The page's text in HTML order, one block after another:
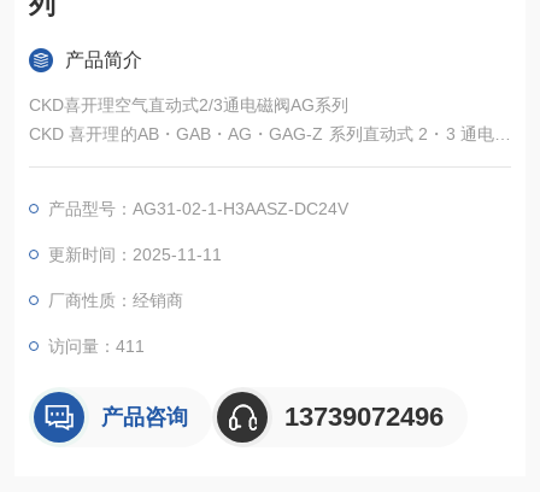
产品简介
CKD喜开理空气直动式2/3通电磁阀AG系列
CKD 喜开理的AB・GAB・AG・GAG-Z 系列直动式 2・3 通电磁
阀是专为干燥空气、液体及真空环境设计的多用途流体控制元
产品型号：AG31-02-1-H3AASZ-DC24V
更新时间：2025-11-11
厂商性质：经销商
访问量：411
产品咨询 13739072496